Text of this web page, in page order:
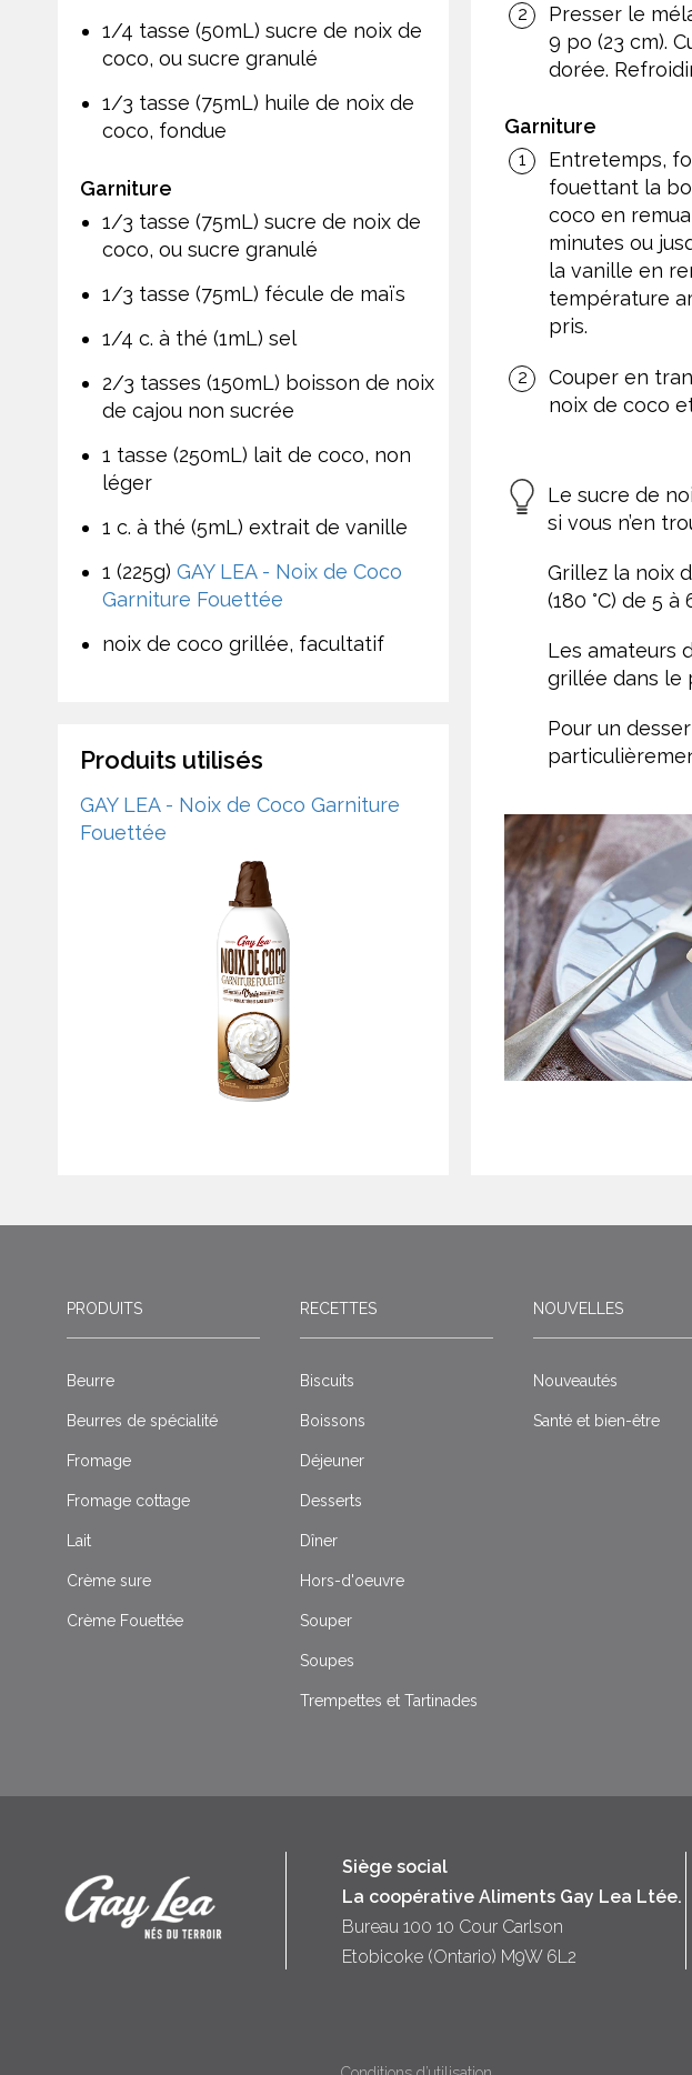
Presser le
9 po (23 cm).
dorée.
Garniture
Entretemps,
fouettant la
coco en
minutes ou
la vanille en
température
pris.
Couper en
noix de coco
Le sucre de
si vous n’en
Grillez la noix
(180 °C) de 5
Les amateurs
grillée dans le
Pour un
1/4 tasse (50mL) sucre de noix de
coco, ou sucre granulé
1/3 tasse (75mL) huile de noix de
coco, fondue
Garniture
1/3 tasse (75mL) sucre de noix de
coco, ou sucre granulé
1/3 tasse (75mL) fécule de maïs
1/4 c. à thé (1mL) sel
2/3 tasses (150mL) boisson de noix
de cajou non sucrée
1 tasse (250mL) lait de coco, non
léger
1 c. à thé (5mL) extrait de vanille
1 (225g) GAY LEA - Noix de Coco
Garniture Fouettée
noix de coco grillée, facultatif
Produits utilisés
GAY LEA - Noix de Coco Garniture
Fouettée
PRODUITS
Beurre
Beurres de spécialité
Fromage
Fromage cottage
Lait
Crème sure
Crème Fouettée
RECETTES
Biscuits
Boissons
Déjeuner
Desserts
Dîner
Hors-d'oeuvre
Souper
Soupes
Trempettes et Tartinades
NOUVELLES
Nouveautés
Santé et bien-être
Siège social
La coopérative Aliments Gay Lea Ltée.
Bureau 100 10 Cour Carlson
Etobicoke (Ontario) M9W 6L2